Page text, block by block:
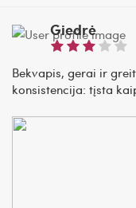
Giedrė
Bekvapis, gerai ir
konsistencija: tįsta